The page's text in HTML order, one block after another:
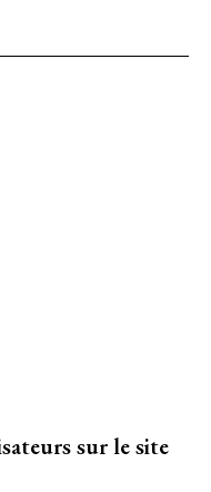
sur le site